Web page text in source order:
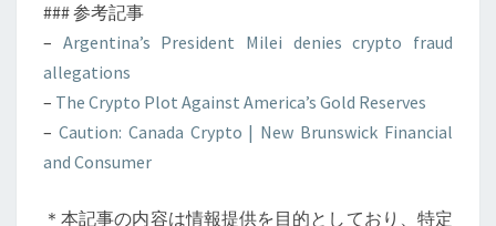
### 参考記事
– Argentina’s President Milei denies crypto fraud
allegations
– The Crypto Plot Against America’s Gold Reserves
– Caution: Canada Crypto | New Brunswick Financial
and Consumer
＊本記事の内容は情報提供を目的としており、特定